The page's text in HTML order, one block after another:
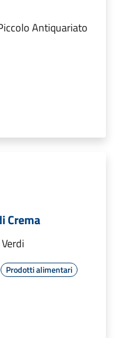
Antiquariato
Crema
Prodotti alimentari